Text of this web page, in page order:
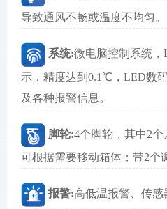
导致通风不畅或温度不均匀。
系统:微电脑控制系统，
示，精度达到0.1℃，LED数
及各种报警信息。
脚轮:4个脚轮，其中2
可根据需要移动箱体；带2个
报警:高低温报警、传感